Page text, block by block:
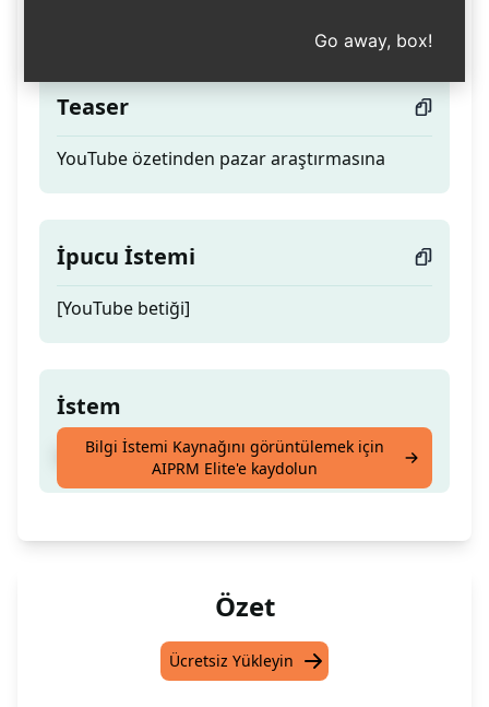
Teaser
YouTube özetinden pazar araştırmasına
İpucu İstemi
[YouTube betiği]
İstem
YouTube özetinden pazar araştırmasına
Bilgi İstemi Kaynağını görüntülemek için
AIPRM Elite'e kaydolun
Özet
Ücretsiz Yükleyin
Go away, box!